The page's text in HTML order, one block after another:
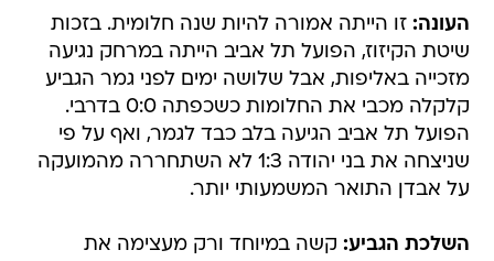
העונה: זו הייתה אמורה להיות שנה חלומית. בזכות
שיטת הקיזוז, הפועל תל אביב הייתה במרחק נגיעה
מזכייה באליפות, אבל שלושה ימים לפני גמר הגביע
קלקלה מכבי את החלומות כשכפתה 0:0 בדרבי.
הפועל תל אביב הגיעה בלב כבד לגמר, ואף על פי
שניצחה את בני יהודה 1:3 לא השתחררה מהמועקה
על אבדן התואר המשמעותי יותר.
השלכת הגביע: קשה במיוחד ורק מעצימה את